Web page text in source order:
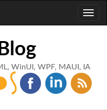
WinUI, WPF, MAUI, IA